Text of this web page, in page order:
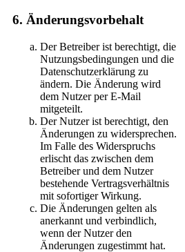
6. Änderungsvorbehalt
Der Betreiber ist berechtigt, die
Nutzungsbedingungen und die
Datenschutzerklärung zu
ändern. Die Änderung wird
dem Nutzer per E-Mail
mitgeteilt.
Der Nutzer ist berechtigt, den
Änderungen zu widersprechen.
Im Falle des Widerspruchs
erlischt das zwischen dem
Betreiber und dem Nutzer
bestehende Vertragsverhältnis
mit sofortiger Wirkung.
Die Änderungen gelten als
anerkannt und verbindlich,
wenn der Nutzer den
Änderungen zugestimmt hat.